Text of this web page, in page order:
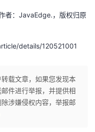
者：JavaEdge.，版权归原
details/120521001
转载文章，如果您发现本
件进行举报，并提供相
涉嫌侵权内容，举报邮